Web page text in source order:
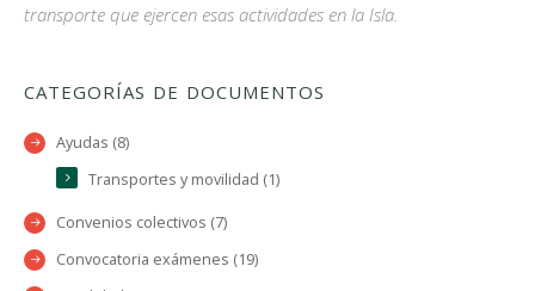
transporte que ejercen esas actividades en la Isla.
CATEGORÍAS DE DOCUMENTOS
Ayudas (8)
Transportes y movilidad (1)
Convenios colectivos (7)
Convocatoria exámenes (19)